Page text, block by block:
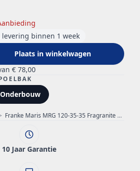
Franke Maris MRG 120-35-35 Fragranite black edition mat zwarte dubbele spoelbak onderbouw
€ 78,00
binnen 1 week
Plaats in winkelwagen
Onderbouw
10 Jaar Garantie